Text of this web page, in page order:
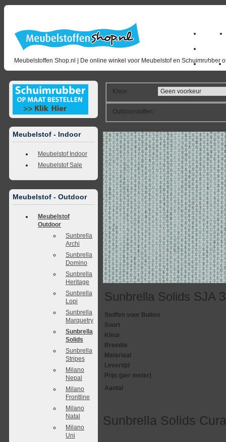
Meubelstoffen Shop.nl | De online winkel voor Meubelstof en Schuimrubber
Home
Outlet
Meubelstof - Indoor
Meubelstof Indoor
Meubelstof Sale
Meubelstof - Outdoor
Meubelstof
Outdoor
Sunbrella
Archi
Sunbrella
Domino
Sunbrella
Heritage
Sunbrella
Lopi
Sunbrella
Marquetry
Sunbrella
Solids
Sunbrella
Stripes
Milano
Nepal
Milano
Frontline
Milano
Natal
Milano
Uni
Kleur:
Outdoorstoffen:
Sunbrella Solids SJA
Stoffen voor Buiten
Soort
Kleur
Breedte
Materiaal
Levertijd
Prijs (per meter)
Aantal
Sunbrella Solids